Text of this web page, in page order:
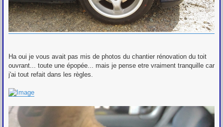
Ha oui je vous avait pas mis de photos du chantier rénovation du toit
ouvrant... toute une épopée... mais je pense etre vraiment tranquille car
j'ai tout refait dans les règles.